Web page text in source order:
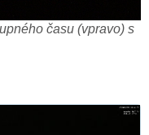
času (vpravo) s